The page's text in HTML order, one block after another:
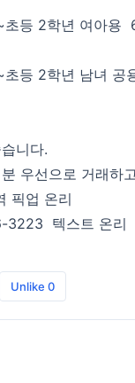
초등 2학년 여아용
초등 2학년 남녀 공
니다.
우선으로 거래하
픽업 온리
3223 텍스트 온리
Unlike 0